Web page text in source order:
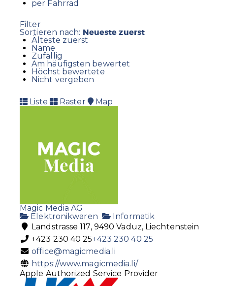
per Fahrrad
Filter
Sortieren nach: Neueste zuerst
Älteste zuerst
Name
Zufällig
Am häufigsten bewertet
Höchst bewertete
Nicht vergeben
Liste Raster Map
Magic Media AG
Elektronikwaren
Informatik
Landstrasse 117, 9490 Vaduz, Liechtenstein
+423 230 40 25+423 230 40 25
office@magicmedia.li
https://www.magicmedia.li/
Apple Authorized Service Provider